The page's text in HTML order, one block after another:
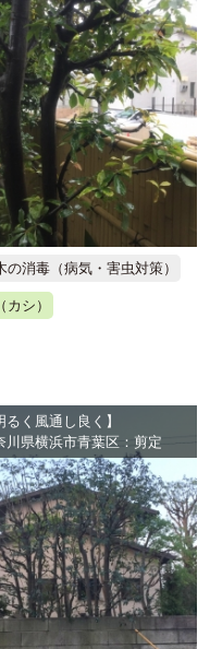
の消毒（病気・害虫対策）
カシ）
るく風通し良く】
川県横浜市青葉区：剪定